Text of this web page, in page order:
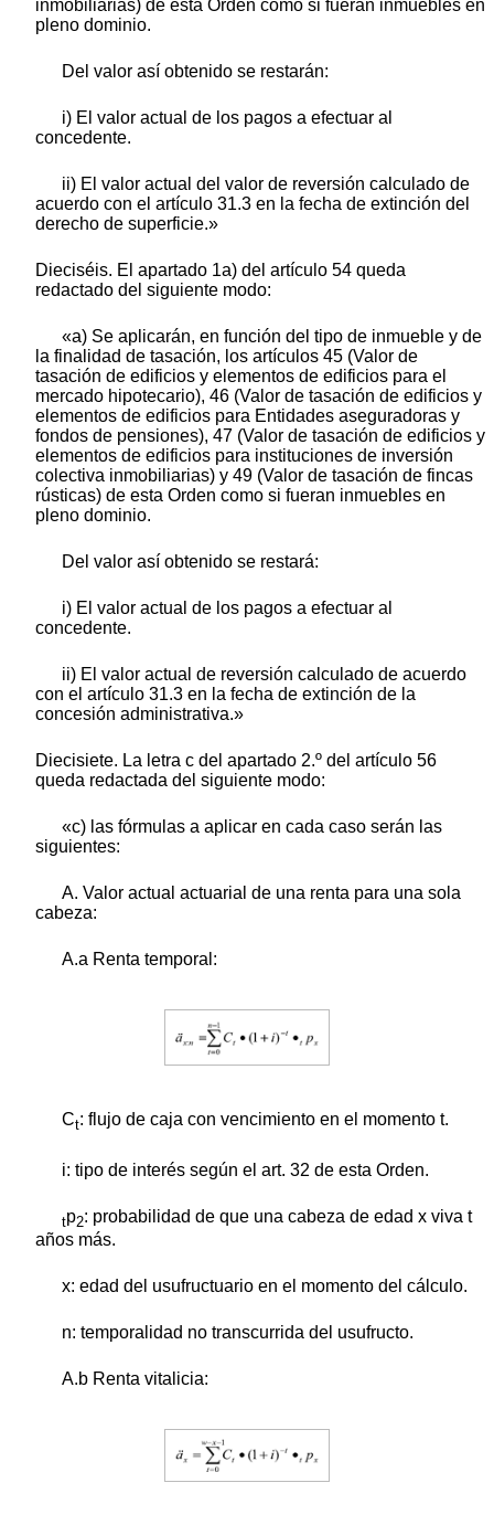
inmobiliarias) de esta Orden como si fueran inmuebles en
pleno dominio.
Del valor así obtenido se restarán:
i) El valor actual de los pagos a efectuar al
concedente.
ii) El valor actual del valor de reversión calculado de
acuerdo con el artículo 31.3 en la fecha de extinción del
derecho de superficie.»
Dieciséis. El apartado 1a) del artículo 54 queda
redactado del siguiente modo:
«a) Se aplicarán, en función del tipo de inmueble y de
la finalidad de tasación, los artículos 45 (Valor de
tasación de edificios y elementos de edificios para el
mercado hipotecario), 46 (Valor de tasación de edificios y
elementos de edificios para Entidades aseguradoras y
fondos de pensiones), 47 (Valor de tasación de edificios y
elementos de edificios para instituciones de inversión
colectiva inmobiliarias) y 49 (Valor de tasación de fincas
rústicas) de esta Orden como si fueran inmuebles en
pleno dominio.
Del valor así obtenido se restará:
i) El valor actual de los pagos a efectuar al
concedente.
ii) El valor actual de reversión calculado de acuerdo
con el artículo 31.3 en la fecha de extinción de la
concesión administrativa.»
Diecisiete. La letra c del apartado 2.º del artículo 56
queda redactada del siguiente modo:
«c) las fórmulas a aplicar en cada caso serán las
siguientes:
A. Valor actual actuarial de una renta para una sola
cabeza:
A.a Renta temporal:
Ct: flujo de caja con vencimiento en el momento t.
i: tipo de interés según el art. 32 de esta Orden.
tp2: probabilidad de que una cabeza de edad x viva t
años más.
x: edad del usufructuario en el momento del cálculo.
n: temporalidad no transcurrida del usufructo.
A.b Renta vitalicia: